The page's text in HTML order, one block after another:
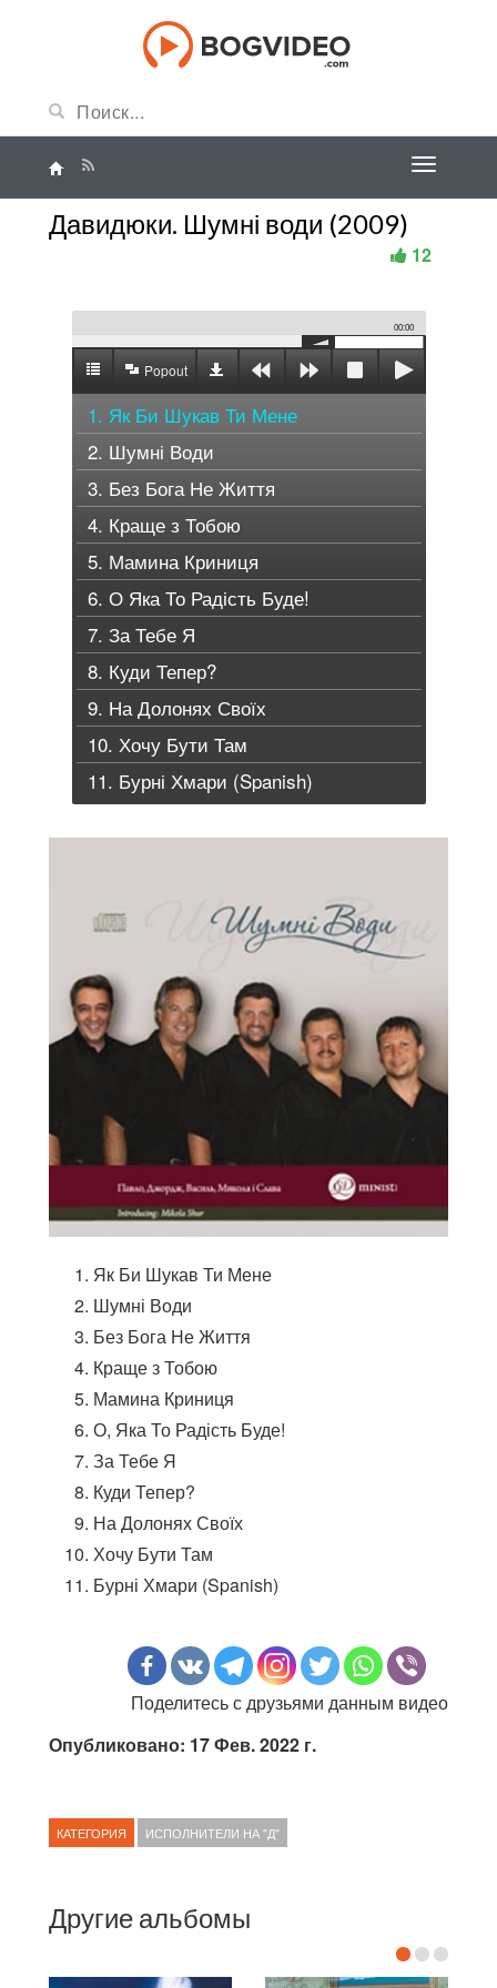
Давидюки. Шумні води (2009)
12
00:00
Popout
1. Як Би Шукав Ти Мене
2. Шумні Води
3. Без Бога Не Життя
4. Краще з Тобою
5. Мамина Криниця
6. О Яка То Радість Буде!
7. За Тебе Я
8. Куди Тепер?
9. На Долонях Своїх
10. Хочу Бути Там
11. Бурні Хмари (Spanish)
Як Би Шукав Ти Мене
Шумні Води
Без Бога Не Життя
Краще з Тобою
Мамина Криниця
О, Яка То Радість Буде!
За Тебе Я
Куди Тепер?
На Долонях Своїх
Хочу Бути Там
Бурні Хмари (Spanish)
Поделитесь с друзьями данным видео
Опубликовано: 17 Фев. 2022 г.
КАТЕГОРИЯ ИСПОЛНИТЕЛИ НА "Д"
Другие альбомы